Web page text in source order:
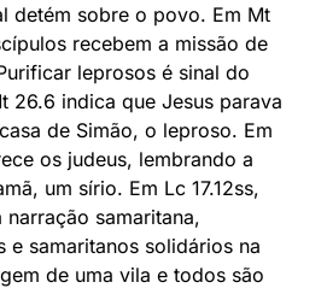
detém sobre o povo. Em Mt
recebem a missão de
leprosos é sinal do
26.6 indica que Jesus parava
de Simão, o leproso. Em
os judeus, lembrando a
um sírio. Em Lc 17.12ss,
samaritana,
e samaritanos solidários na
de uma vila e todos são